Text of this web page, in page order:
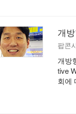
개
팝콘
개방
tive
회에